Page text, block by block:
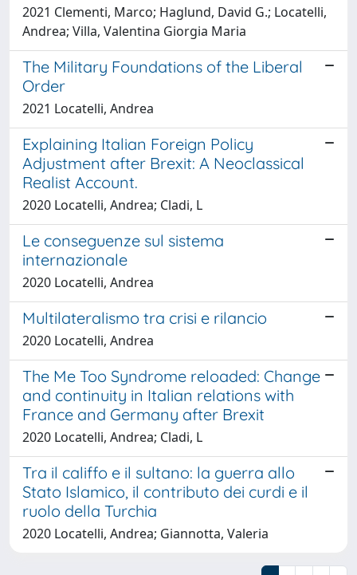
2021 Clementi, Marco; Haglund, David G.; Locatelli,
Andrea; Villa, Valentina Giorgia Maria
The Military Foundations of the Liberal
Order
2021 Locatelli, Andrea
Explaining Italian Foreign Policy
Adjustment after Brexit: A Neoclassical
Realist Account.
2020 Locatelli, Andrea; Cladi, L
Le conseguenze sul sistema
internazionale
2020 Locatelli, Andrea
Multilateralismo tra crisi e rilancio
2020 Locatelli, Andrea
The Me Too Syndrome reloaded: Change
and continuity in Italian relations with
France and Germany after Brexit
2020 Locatelli, Andrea; Cladi, L
Tra il califfo e il sultano: la guerra allo
Stato Islamico, il contributo dei curdi e il
ruolo della Turchia
2020 Locatelli, Andrea; Giannotta, Valeria